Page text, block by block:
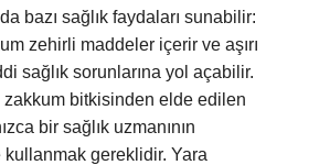
bazı sağlık faydaları sunabilir:
zehirli maddeler içerir ve aşırı
sağlık sorunlarına yol açabilir.
zakkum bitkisinden elde edilen
bir sağlık uzmanının
gereklidir. Yara